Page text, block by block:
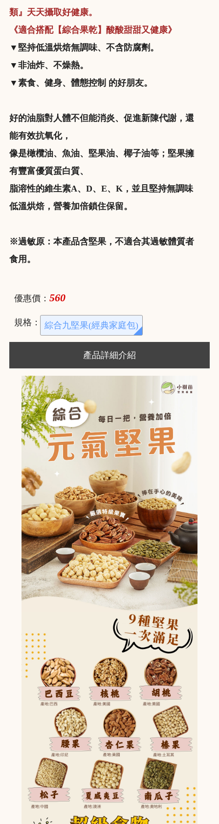
類』天天攝取好健康。
《適合搭配【綜合果乾】酸酸甜甜又健康》
▼堅持低溫烘焙無調味、不含防腐劑。
▼非油炸、不燥熱。
▼素食、健身、體態控制 的好朋友。
好的油脂對人體不但能消炎、促進新陳代謝，還
能有效抗氧化，
像是橄欖油、魚油、堅果油、椰子油等；堅果擁
有豐富優質蛋白質、
脂溶性的維生素A、D、E、K，並且堅持無調味
低溫烘焙，營養加倍鎖住保留。
※過敏原：本產品含堅果，不適合其過敏體質者
食用。
優惠價： 560
規格： 綜合九堅果(經典家庭包)
產品詳細介紹